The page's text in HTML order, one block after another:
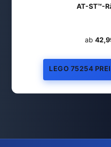
AT-ST™-
ab
LEGO 75254